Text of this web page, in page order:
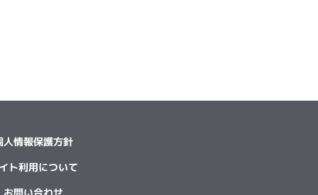
人情報保護方針
ト利用について
お問い合わせ